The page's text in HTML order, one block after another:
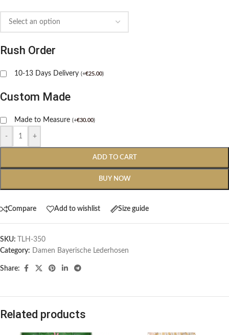
Rush Order
10-13 Days Delivery (+€25.00)
Custom Made
Made to Measure (+€30.00)
- +
ADD TO CART
BUY NOW
Compare Add to wishlist Size guide
SKU:
TLH-350
Category:
Damen Bayerische Lederhosen
Share:
Related products